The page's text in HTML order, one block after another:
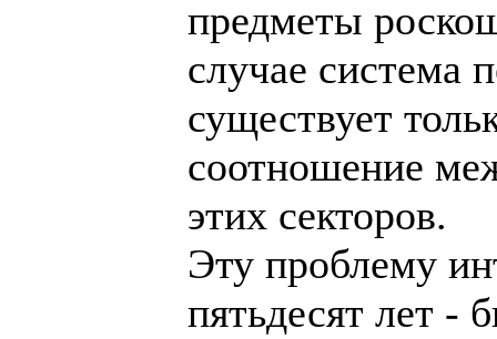
предметы
случае система
существует
соотношение
этих секторов.
Эту проблему
пятьдесят лет -